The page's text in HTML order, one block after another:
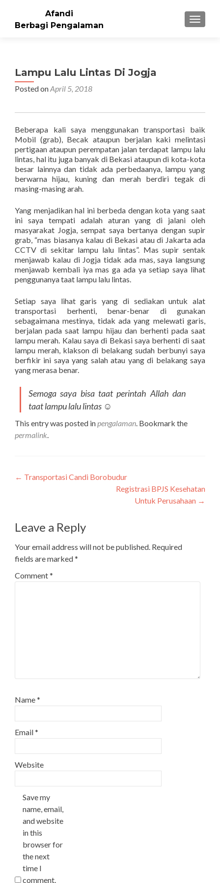
Afandi
Berbagi Pengalaman
Lampu Lalu Lintas Di Jogja
Posted onApril 5, 2018
Beberapa kali saya menggunakan transportasi baik
Mobil (grab), Becak ataupun berjalan kaki melintasi
pertigaan ataupun perempatan jalan terdapat lampu lalu
lintas, hal itu juga banyak di Bekasi ataupun di kota-kota
besar lainnya dan tidak ada perbedaanya, lampu yang
berwarna hijau, kuning dan merah berdiri tegak di
masing-masing arah.
Yang menjadikan hal ini berbeda dengan kota yang saat
ini saya tempati adalah aturan yang di jalani oleh
masyarakat Jogja, sempat saya bertanya dengan supir
grab, “mas biasanya kalau di Bekasi atau di Jakarta ada
CCTV di sekitar lampu lalu lintas”. Mas supir sentak
menjawab kalau di Jogja tidak ada mas, saya langsung
menjawab kembali iya mas ga ada ya setiap saya lihat
penggunanya taat lampu lalu lintas.
Setiap saya lihat garis yang di sediakan untuk alat
transportasi berhenti, benar-benar di gunakan
sebagaimana mestinya, tidak ada yang melewati garis,
berjalan pada saat lampu hijau dan berhenti pada saat
lampu merah. Kalau saya di Bekasi saya berhenti di saat
lampu merah, klakson di belakang sudah berbunyi saya
berfikir ini saya yang salah atau yang di belakang saya
yang merasa benar.
Semoga saya bisa taat perintah Allah dan
taat lampu lalu lintas ☺
This entry was posted inpengalaman. Bookmark the
permalink.
Post
← Transportasi Candi Borobudur
Registrasi BPJS Kesehatan
Untuk Perusahaan →
Leave a Reply
Your email address will not be published. Required
fields are marked*
Comment*
Name*
Email*
Website
Save my
name, email,
and website
in this
browser for
the next
time I
comment.